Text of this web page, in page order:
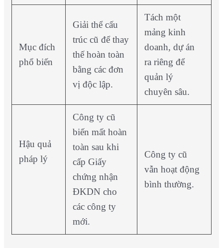
Mục đích
phổ biến
Giải thể cấu
trúc cũ để thay
thế hoàn toàn
bằng các đơn
vị độc lập.
Tách một
mảng kinh
doanh, dự án
ra riêng để
quản lý
chuyên sâu.
Hậu quả
pháp lý
Công ty cũ
biến mất hoàn
toàn sau khi
cấp Giấy
chứng nhận
ĐKDN cho
các công ty
mới.
Công ty cũ
vẫn hoạt động
bình thường.